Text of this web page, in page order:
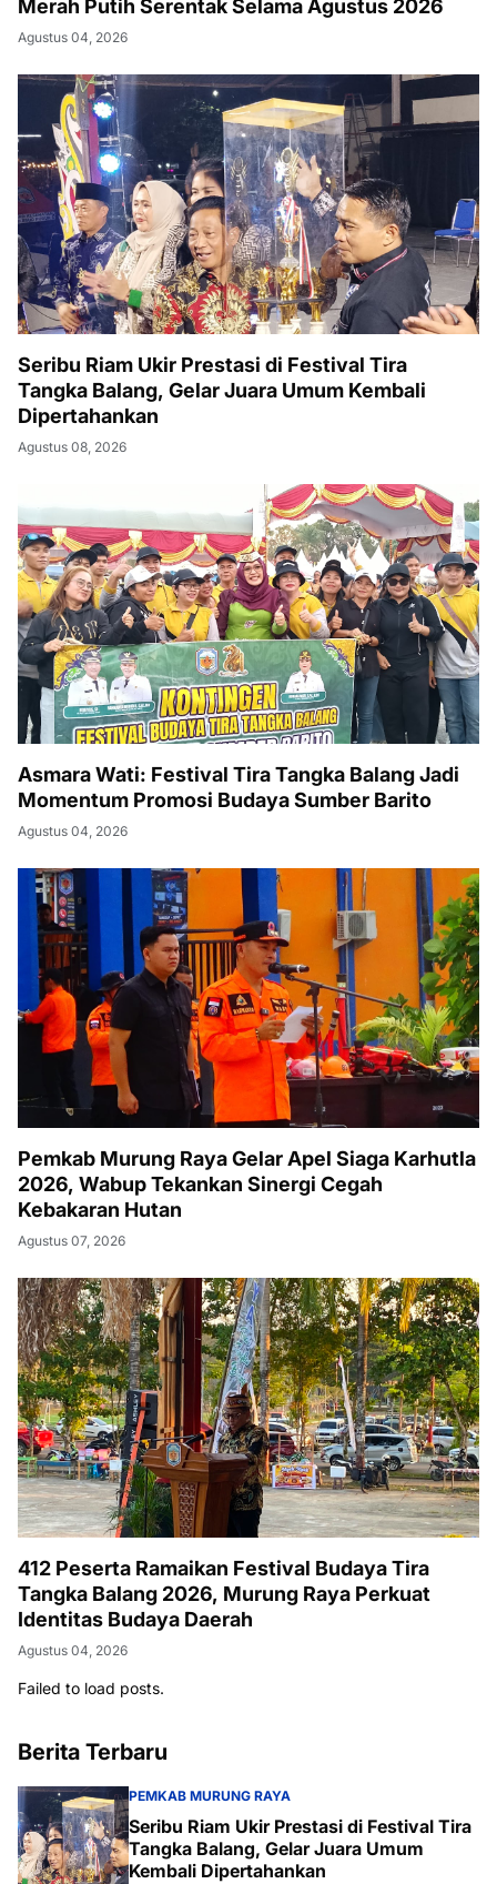
Merah Putih Serentak Selama Agustus 2026
Agustus 04, 2026
Seribu Riam Ukir Prestasi di Festival Tira
Tangka Balang, Gelar Juara Umum Kembali
Dipertahankan
Agustus 08, 2026
Asmara Wati: Festival Tira Tangka Balang Jadi
Momentum Promosi Budaya Sumber Barito
Agustus 04, 2026
Pemkab Murung Raya Gelar Apel Siaga Karhutla
2026, Wabup Tekankan Sinergi Cegah
Kebakaran Hutan
Agustus 07, 2026
412 Peserta Ramaikan Festival Budaya Tira
Tangka Balang 2026, Murung Raya Perkuat
Identitas Budaya Daerah
Agustus 04, 2026
Failed to load posts.
Berita Terbaru
PEMKAB MURUNG RAYA
Seribu Riam Ukir Prestasi di Festival Tira
Tangka Balang, Gelar Juara Umum
Kembali Dipertahankan